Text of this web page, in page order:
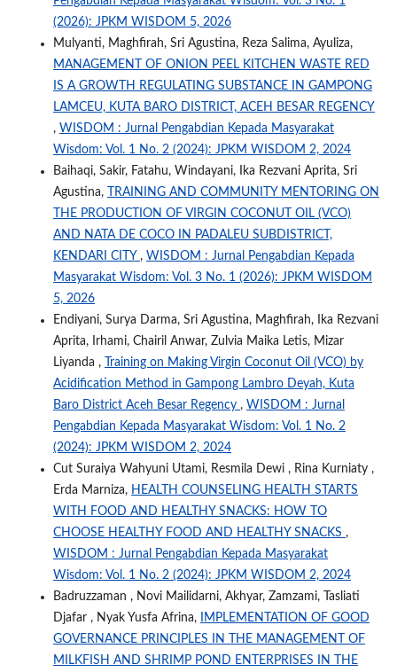
(2026): JPKM WISDOM 5, 2026
Mulyanti, Maghfirah, Sri Agustina, Reza Salima, Ayuliza,
MANAGEMENT OF ONION PEEL KITCHEN WASTE RED
IS A GROWTH REGULATING SUBSTANCE IN GAMPONG
LAMCEU, KUTA BARO DISTRICT, ACEH BESAR REGENCY
, WISDOM : Jurnal Pengabdian Kepada Masyarakat
Wisdom: Vol. 1 No. 2 (2024): JPKM WISDOM 2, 2024
Baihaqi, Sakir, Fatahu, Windayani, Ika Rezvani Aprita, Sri
Agustina,
TRAINING AND COMMUNITY MENTORING ON
THE PRODUCTION OF VIRGIN COCONUT OIL (VCO)
AND NATA DE COCO IN PADALEU SUBDISTRICT,
KENDARI CITY , WISDOM : Jurnal Pengabdian Kepada
Masyarakat Wisdom: Vol. 3 No. 1 (2026): JPKM WISDOM
5, 2026
Endiyani, Surya Darma, Sri Agustina, Maghfirah, Ika Rezvani
Aprita, Irhami, Chairil Anwar, Zulvia Maika Letis, Mizar
Liyanda ,
Training on Making Virgin Coconut Oil (VCO) by
Acidification Method in Gampong Lambro Deyah, Kuta
Baro District Aceh Besar Regency , WISDOM : Jurnal
Pengabdian Kepada Masyarakat Wisdom: Vol. 1 No. 2
(2024): JPKM WISDOM 2, 2024
Cut Suraiya Wahyuni Utami, Resmila Dewi , Rina Kurniaty ,
Erda Marniza, HEALTH COUNSELING HEALTH STARTS
WITH FOOD AND HEALTHY SNACKS: HOW TO
CHOOSE HEALTHY FOOD AND HEALTHY SNACKS ,
WISDOM : Jurnal Pengabdian Kepada Masyarakat
Wisdom: Vol. 1 No. 2 (2024): JPKM WISDOM 2, 2024
Badruzzaman , Novi Mailidarni, Akhyar, Zamzami, Tasliati
Djafar , Nyak Yusfa Afrina,
IMPLEMENTATION OF GOOD
GOVERNANCE PRINCIPLES IN THE MANAGEMENT OF
MILKFISH AND SHRIMP POND ENTERPRISES IN THE